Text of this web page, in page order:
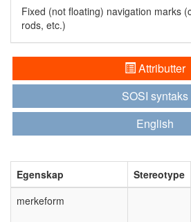
Fixed (not floating) navigation marks
rods, etc.)
Attributter
SOSI syntaks
English
Egenskap Stereotype
merkeform